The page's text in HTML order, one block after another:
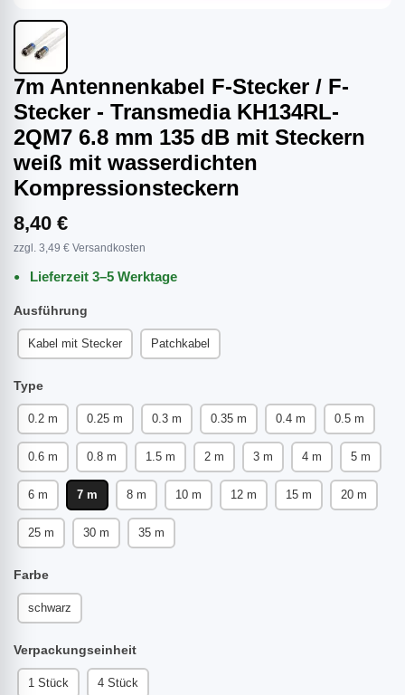
7m Antennenkabel F-Stecker / F-
Stecker - Transmedia KH134RL-
2QM7 6.8 mm 135 dB mit Steckern
weiß mit wasserdichten
Kompressionsteckern
8,40 €
zzgl. 3,49 € Versandkosten
Lieferzeit 3–5 Werktage
Ausführung
Kabel mit Stecker Patchkabel
Type
0.2 m 0.25 m 0.3 m 0.35 m 0.4 m 0.5 m
0.6 m 0.8 m 1.5 m 2 m 3 m 4 m 5 m
6 m 7 m 8 m 10 m 12 m 15 m 20 m
25 m 30 m 35 m
Farbe
schwarz
Verpackungseinheit
1 Stück 4 Stück